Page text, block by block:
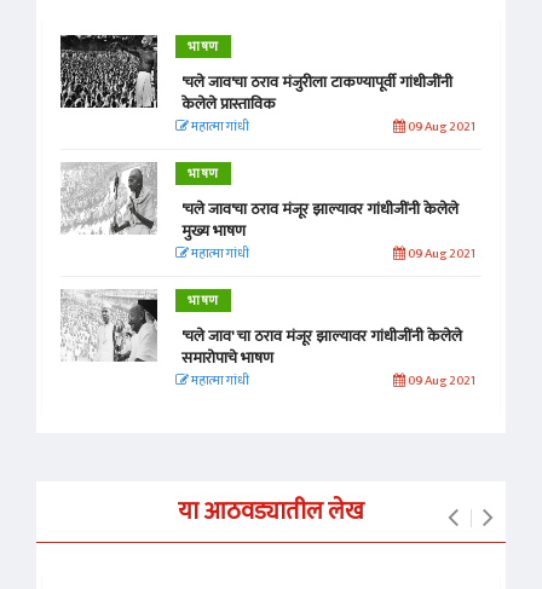
भाषण
'चले जाव'चा ठराव मंजुरीला टाकण्यापूर्वी गांधीजींनी
केलेले प्रास्ताविक
महात्मा गांधी 09 Aug 2021
भाषण
'चले जाव'चा ठराव मंजूर झाल्यावर गांधीजींनी केलेले
मुख्य भाषण
महात्मा गांधी 09 Aug 2021
भाषण
'चले जाव' चा ठराव मंजूर झाल्यावर गांधीजींनी केलेले
समारोपाचे भाषण
महात्मा गांधी 09 Aug 2021
या आठवड्यातील लेख